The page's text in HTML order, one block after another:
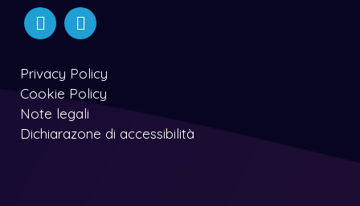
Privacy Policy
Cookie Policy
Note legali
Dichiarazone di accessibilità